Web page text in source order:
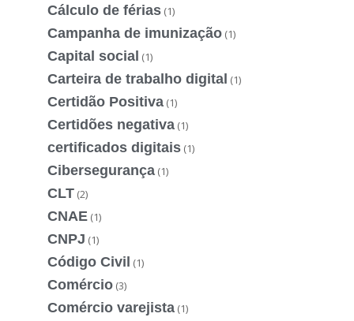
Cálculo de férias (1)
Campanha de imunização (1)
Capital social (1)
Carteira de trabalho digital (1)
Certidão Positiva (1)
Certidões negativa (1)
certificados digitais (1)
Cibersegurança (1)
CLT (2)
CNAE (1)
CNPJ (1)
Código Civil (1)
Comércio (3)
Comércio varejista (1)